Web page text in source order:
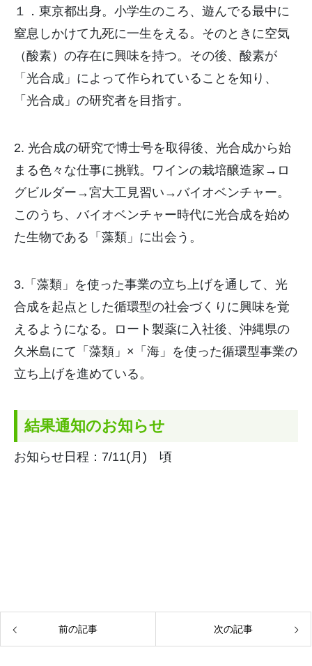
１．東京都出身。小学生のころ、遊んでる最中に
窒息しかけて九死に一生をえる。そのときに空気
（酸素）の存在に興味を持つ。その後、酸素が
「光合成」によって作られていることを知り、
「光合成」の研究者を目指す。
2. 光合成の研究で博士号を取得後、光合成から始
まる色々な仕事に挑戦。ワインの栽培醸造家→ロ
グビルダー→宮大工見習い→バイオベンチャー。
このうち、バイオベンチャー時代に光合成を始め
た生物である「藻類」に出会う。
3.「藻類」を使った事業の立ち上げを通して、光
合成を起点とした循環型の社会づくりに興味を覚
えるようになる。ロート製薬に入社後、沖縄県の
久米島にて「藻類」×「海」を使った循環型事業の
立ち上げを進めている。
結果通知のお知らせ
お知らせ日程：7/11(月) 頃
前の記事 次の記事